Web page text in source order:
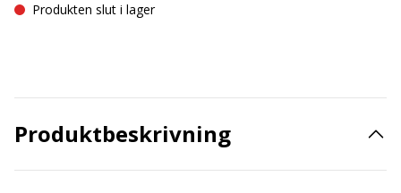
Produkten slut i lager
Produktbeskrivning